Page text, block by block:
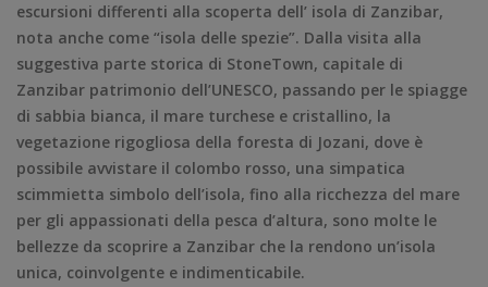
escursioni differenti alla scoperta dell’ isola di Zanzibar,
nota anche come “isola delle spezie”. Dalla visita alla
suggestiva parte storica di StoneTown, capitale di
Zanzibar patrimonio dell’UNESCO, passando per le spiagge
di sabbia bianca, il mare turchese e cristallino, la
vegetazione rigogliosa della foresta di Jozani, dove è
possibile avvistare il colombo rosso, una simpatica
scimmietta simbolo dell’isola, fino alla ricchezza del mare
per gli appassionati della pesca d’altura, sono molte le
bellezze da scoprire a Zanzibar che la rendono un’isola
unica, coinvolgente e indimenticabile.